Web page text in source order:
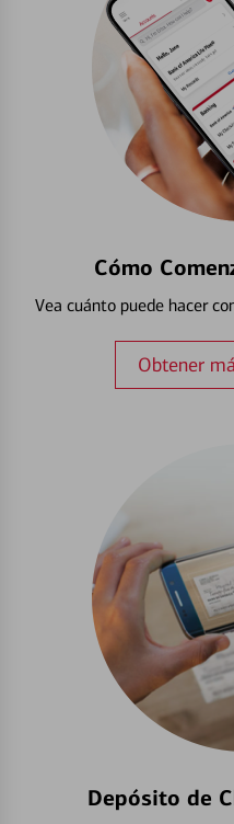
Cómo
Vea cuánto puede hacer
Obtener
Depósito de